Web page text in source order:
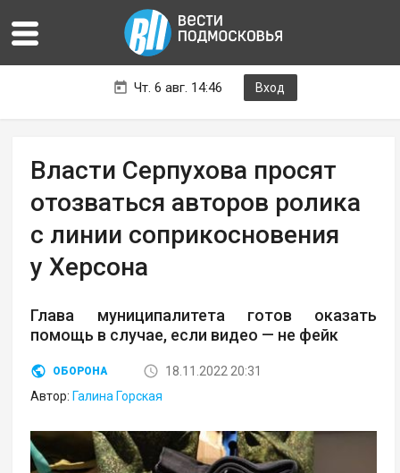
Чт. 6 авг. 14:46 Вход
Власти Серпухова просят
отозваться авторов ролика
с линии соприкосновения
у Херсона
Глава муниципалитета готов оказать
помощь в случае, если видео — не фейк
ОБОРОНА
18.11.2022 20:31
Автор: Галина Горская